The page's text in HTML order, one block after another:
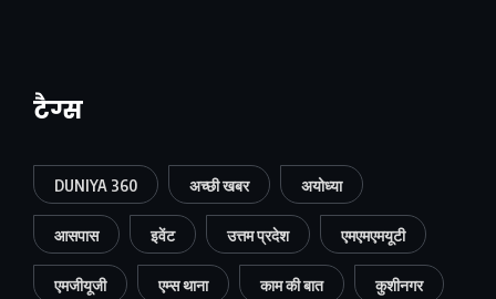
टैग्स
DUNIYA 360 अच्छी खबर अयोध्या
आसपास इवेंट उत्तम प्रदेश एमएमएमयूटी
एमजीयूजी एम्स थाना काम की बात कुशीनगर